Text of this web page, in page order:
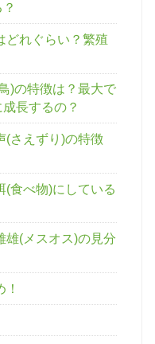
どれぐらい？繁殖
)の特徴は？最大で
長するの？
(さえずり)の特徴
(食べ物)にしている
雄(メスオス)の見分